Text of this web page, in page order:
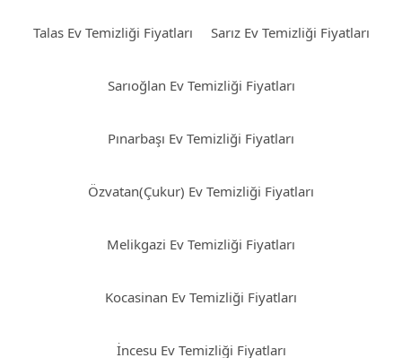
Talas Ev Temizliği Fiyatları Sarız Ev Temizliği Fiyatları
Sarıoğlan Ev Temizliği Fiyatları
Pınarbaşı Ev Temizliği Fiyatları
Özvatan(Çukur) Ev Temizliği Fiyatları
Melikgazi Ev Temizliği Fiyatları
Kocasinan Ev Temizliği Fiyatları
İncesu Ev Temizliği Fiyatları